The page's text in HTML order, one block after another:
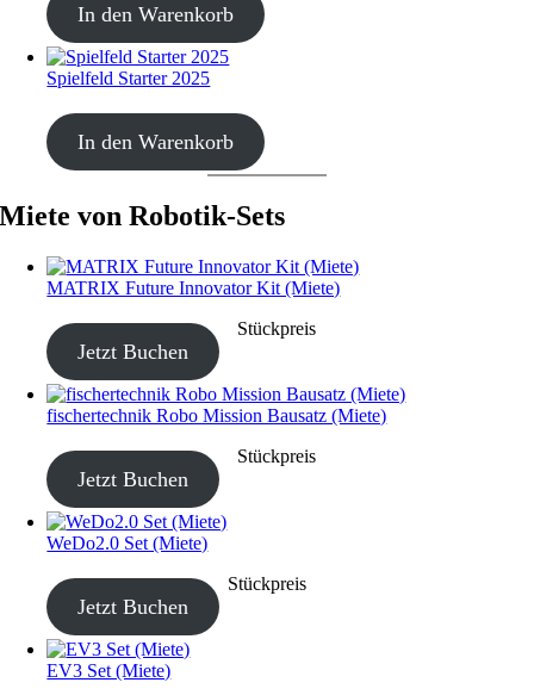
In den Warenkorb
Spielfeld Starter 2025
CHF30.00
In den Warenkorb
Miete von Robotik-Sets
MATRIX Future Innovator Kit (Miete)
CHF40.00–CHF190.00 Stückpreis
Jetzt Buchen
fischertechnik Robo Mission Bausatz (Miete)
CHF40.00–CHF190.00 Stückpreis
Jetzt Buchen
WeDo2.0 Set (Miete)
CHF20.00–CHF80.00 Stückpreis
Jetzt Buchen
EV3 Set (Miete)